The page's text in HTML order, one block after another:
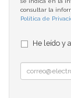
consultar la
Política de
He leído y